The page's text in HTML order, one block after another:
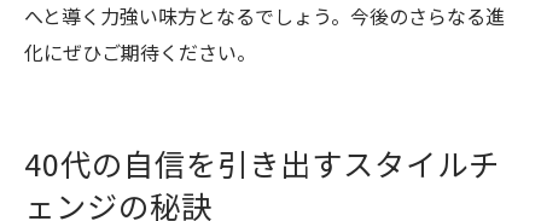
へと導く力強い味方となるでしょう。今後のさらなる進
化にぜひご期待ください。
40代の自信を引き出すスタイルチ
ェンジの秘訣